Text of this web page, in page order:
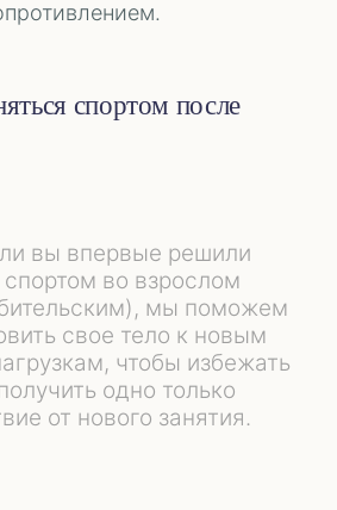
спортом после
вы впервые решили
спортом во взрослом
мы поможем
свое тело к новым
чтобы избежать
одно только
от нового занятия.